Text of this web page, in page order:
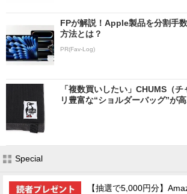
FPが解説！Apple製品を分割手
方法とは？
PR(Fav-Log)
「複数買いしたい」CHUMS（
リ豊富な“ショルダーバッグ”が
Special
【抽選で5,000円分】